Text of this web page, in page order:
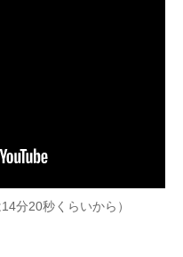
分20秒くらいから）